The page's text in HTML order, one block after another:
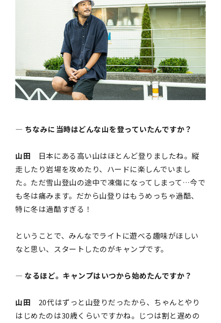
― ちなみに当時はどんな山を登っていたんですか？
山田 日本にある高い山はほとんど登りましたね。縦
走したり岩場を攻めたり、ハードに楽しんでいまし
た。ただ雪山登山の途中で凍傷になってしまって…今で
も冬は痛みます。だから山登りはもうめっちゃ過酷、
特に冬は過酷すぎる！
ということで、みんなでライトに遊べる趣味がほしい
なと思い、スタートしたのがキャンプです。
― なるほど。キャンプはいつから始めたんですか？
山田 20代はずっと山登りだったから、ちゃんとやり
はじめたのは30歳くらいですかね。じつは割と遅めの